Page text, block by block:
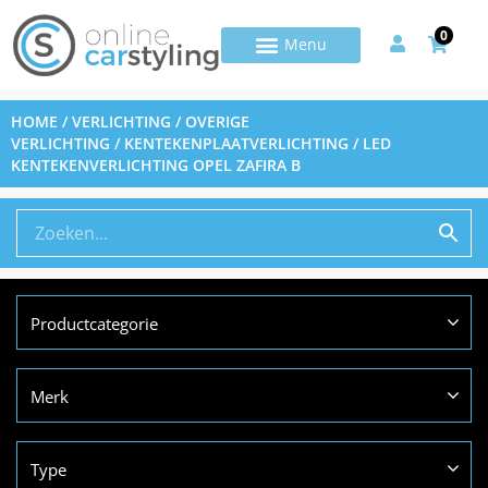
0
HOME /VERLICHTING /OVERIGE
VERLICHTING / KENTEKENPLAATVERLICHTING / LED
KENTEKENVERLICHTING OPEL ZAFIRA B
Productcategorie
Merk
Type